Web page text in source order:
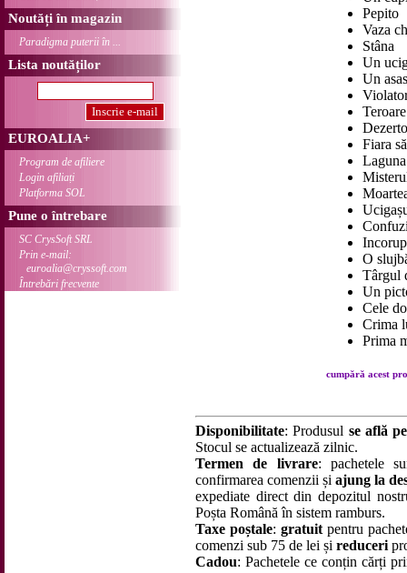
Noutăți în magazin
Paradigma puterii în ...
Lista noutăților
EUROALIA+
Program de afiliere
Login afiliați
Platforma SOL
Pune o întrebare
SC CrysSoft SRL
Prin e-mail:
euroalia@cryssoft.com
Întrebări frecvente
Pepito
Vaza
Stâna
Un
Un
Fiara
O
Târgul
Un
Cele
Crima
Prima
cumpără acest
Disponibilitate: Produsul se află
Stocul se actualizează zilnic.
Termen de livrare: pachetele
confirmarea comenzii șiajung la
expediate direct din depozitul
Poșta Română în sistem ramburs.
Taxe poștale: gratuitpentru
comenzi sub 75 de lei și reduceri
Cadou: Pachetele ce conțin cărți